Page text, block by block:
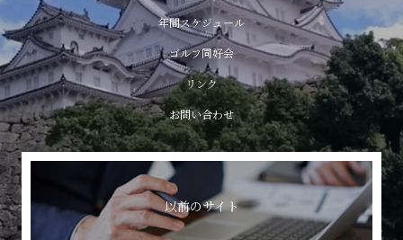
年間スケジュール
ゴルフ同好会
リンク
お問い合わせ
以前のサイト